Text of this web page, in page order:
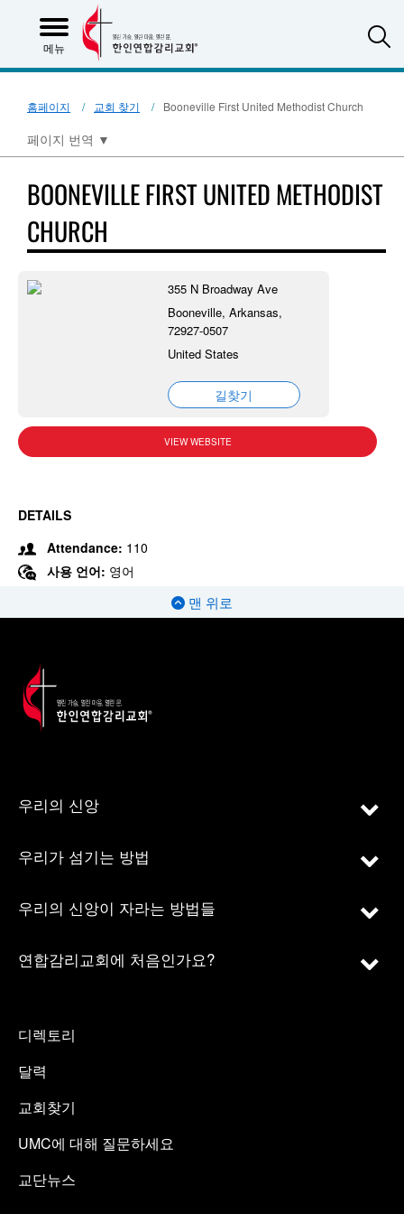
메뉴
홈페이지 교회 찾기 Booneville First United Methodist Church
페이지 번역 ▼
BOONEVILLE FIRST UNITED METHODIST
CHURCH
355 N Broadway Ave
Booneville, Arkansas,
72927-0507
United States
길찾기
VIEW WEBSITE
DETAILS
Attendance: 110
사용 언어: 영어
맨 위로
우리의 신앙
우리가 섬기는 방법
우리의 신앙이 자라는 방법들
연합감리교회에 처음인가요?
디렉토리
달력
교회찾기
UMC에 대해 질문하세요
교단뉴스